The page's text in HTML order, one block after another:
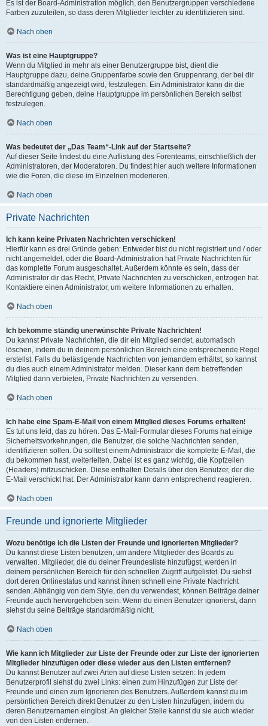
Es ist der Board-Administration möglich, den Benutzergruppen verschiedene
Farben zuzuteilen, so dass deren Mitglieder leichter zu identifizieren sind.
Nach oben
Was ist eine Hauptgruppe?
Wenn du Mitglied in mehr als einer Benutzergruppe bist, dient die
Hauptgruppe dazu, deine Gruppenfarbe sowie den Gruppenrang, der bei dir
standardmäßig angezeigt wird, festzulegen. Ein Administrator kann dir die
Berechtigung geben, deine Hauptgruppe im persönlichen Bereich selbst
festzulegen.
Nach oben
Was bedeutet der „Das Team“-Link auf der Startseite?
Auf dieser Seite findest du eine Auflistung des Forenteams, einschließlich der
Administratoren, der Moderatoren. Du findest hier auch weitere Informationen
wie die Foren, die diese im Einzelnen moderieren.
Nach oben
Private Nachrichten
Ich kann keine Privaten Nachrichten verschicken!
Hierfür kann es drei Gründe geben: Entweder bist du nicht registriert und / oder
nicht angemeldet, oder die Board-Administration hat Private Nachrichten für
das komplette Forum ausgeschaltet. Außerdem könnte es sein, dass der
Administrator dir das Recht, Private Nachrichten zu verschicken, entzogen hat.
Kontaktiere einen Administrator, um weitere Informationen zu erhalten.
Nach oben
Ich bekomme ständig unerwünschte Private Nachrichten!
Du kannst Private Nachrichten, die dir ein Mitglied sendet, automatisch
löschen, indem du in deinem persönlichen Bereich eine entsprechende Regel
erstellst. Falls du belästigende Nachrichten von jemandem erhältst, so kannst
du dies auch einem Administrator melden. Dieser kann dem betreffenden
Mitglied dann verbieten, Private Nachrichten zu versenden.
Nach oben
Ich habe eine Spam-E-Mail von einem Mitglied dieses Forums erhalten!
Es tut uns leid, das zu hören. Das E-Mail-Formular dieses Forums hat einige
Sicherheitsvorkehrungen, die Benutzer, die solche Nachrichten senden,
identifizieren sollen. Du solltest einem Administrator die komplette E-Mail, die
du bekommen hast, weiterleiten. Dabei ist es ganz wichtig, die Kopfzeilen
(Headers) mitzuschicken. Diese enthalten Details über den Benutzer, der die
E-Mail verschickt hat. Der Administrator kann dann entsprechend reagieren.
Nach oben
Freunde und ignorierte Mitglieder
Wozu benötige ich die Listen der Freunde und ignorierten Mitglieder?
Du kannst diese Listen benutzen, um andere Mitglieder des Boards zu
verwalten. Mitglieder, die du deiner Freundesliste hinzufügst, werden in
deinem persönlichen Bereich für den schnellen Zugriff aufgelistet. Du siehst
dort deren Onlinestatus und kannst ihnen schnell eine Private Nachricht
senden. Abhängig von dem Style, den du verwendest, können Beiträge deiner
Freunde auch hervorgehoben sein. Wenn du einen Benutzer ignorierst, dann
siehst du seine Beiträge standardmäßig nicht.
Nach oben
Wie kann ich Mitglieder zur Liste der Freunde oder zur Liste der ignorierten
Mitglieder hinzufügen oder diese wieder aus den Listen entfernen?
Du kannst Benutzer auf zwei Arten auf diese Listen setzen: In jedem
Benutzerprofil siehst du zwei Links: einen zum Hinzufügen zur Liste der
Freunde und einen zum Ignorieren des Benutzers. Außerdem kannst du im
persönlichen Bereich direkt Benutzer zu den Listen hinzufügen, indem du
deren Benutzernamen eingibst. An gleicher Stelle kannst du sie auch wieder
von den Listen entfernen.